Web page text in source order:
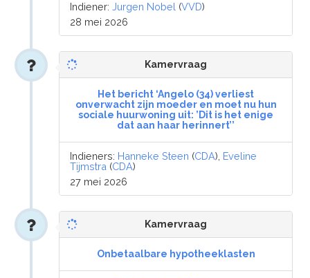
Indiener:Jurgen Nobel (VVD)
28 mei 2026
Kamervraag
Het bericht ‘Angelo (34) verliest
onverwacht zijn moeder en moet nu hun
sociale huurwoning uit: ’Dit is het enige
dat aan haar herinnert’’
Indieners: Hanneke Steen (CDA), Eveline
Tijmstra (CDA)
27 mei 2026
Kamervraag
Onbetaalbare hypotheeklasten